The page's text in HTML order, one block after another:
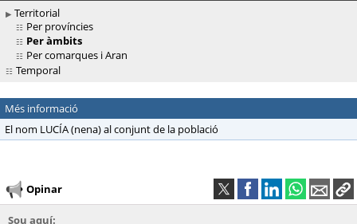
Territorial
Per províncies
Per àmbits
Per comarques i Aran
Temporal
Més informació
El nom LUCÍA (nena) al conjunt de la població
Opinar
Sou aquí: